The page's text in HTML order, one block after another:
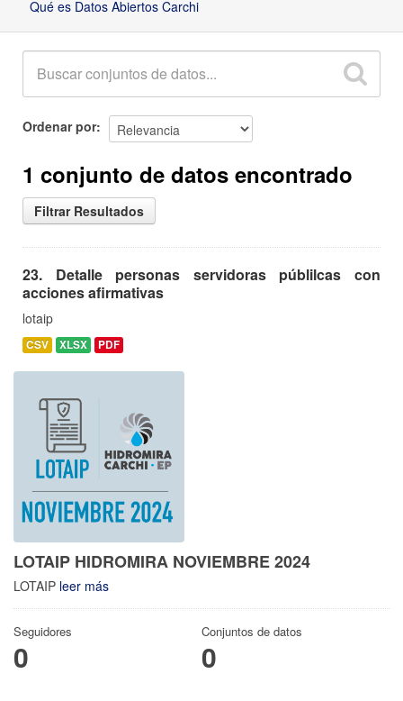
Qué es Datos Abiertos Carchi
Ordenar por
1 conjunto de datos encontrado
Filtrar Resultados
23. Detalle personas servidoras públilcas con
acciones afirmativas
lotaip
CSV XLSX PDF
LOTAIP HIDROMIRA NOVIEMBRE 2024
LOTAIP leer más
Seguidores
0
Conjuntos de datos
0